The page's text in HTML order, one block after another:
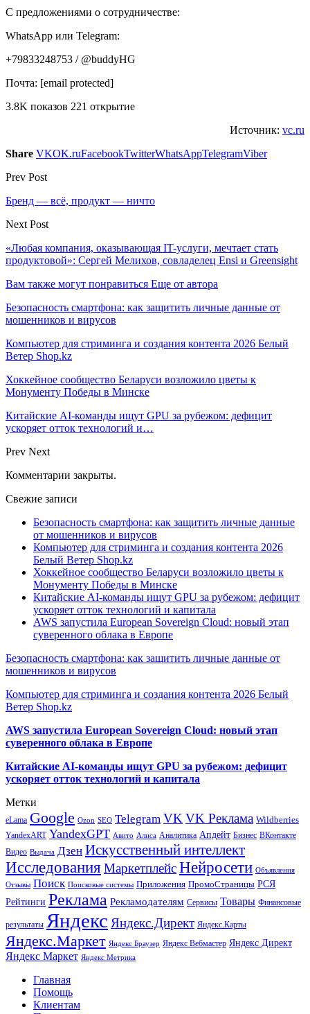
С предложениями о сотрудничестве:
WhatsApp или Telegram:
+79833248753 / @buddyHG
Почта: [email protected]
3.8K показов 221 открытие
Источник: vc.ru
Share VKOK.ruFacebookTwitterWhatsAppTelegramViber
Prev Post
​Бренд — всё, продукт — ничто
Next Post
«Любая компания, оказывающая IT-услуги, мечтает стать
продуктовой»: Сергей Мелихов, совладелец Ensi и Greensight
Вам также могут понравиться Еще от автора
Безопасность смартфона: как защитить личные данные от
мошенников и вирусов
Компьютер для стриминга и создания контента 2026 Белый
Ветер Shop.kz
Хоккейное сообщество Беларуси возложило цветы к
Монументу Победы в Минске
Китайские AI-команды ищут GPU за рубежом: дефицит
ускоряет отток технологий и…
Prev Next
Комментарии закрыты.
Свежие записи
Безопасность смартфона: как защитить личные данные
от мошенников и вирусов
Компьютер для стриминга и создания контента 2026
Белый Ветер Shop.kz
Хоккейное сообщество Беларуси возложило цветы к
Монументу Победы в Минске
Китайские AI-команды ищут GPU за рубежом: дефицит
ускоряет отток технологий и капитала
AWS запустила European Sovereign Cloud: новый этап
суверенного облака в Европе
Безопасность смартфона: как защитить личные данные от
мошенников и вирусов
Компьютер для стриминга и создания контента 2026 Белый
Ветер Shop.kz
AWS запустила European Sovereign Cloud: новый этап
суверенного облака в Европе
Китайские AI-команды ищут GPU за рубежом: дефицит
ускоряет отток технологий и капитала
Метки
eLama Google Ozon SEO Telegram VKVK Реклама Wildberries
YandexART YandexGPT Авито Алиса Аналитика Апдейт Бизнес ВКонтакте
Видео Выдача Дзен Искусственный интеллект
Исследования МаркетплейсНейросети Объявления
Отзывы Поиск Поисковые системы Приложения ПромоСтраницы РСЯ
Рейтинги Реклама Рекламодателям Сервисы Товары Финансовые
результаты Яндекс Яндекс.Директ Яндекс.Карты
Яндекс.Маркет Яндекс Браузер Яндекс Вебмастер Яндекс Директ
Яндекс Маркет Яндекс Метрика
Главная
Помощь
Клиентам